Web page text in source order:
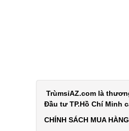
TrùmsỉAZ.com là
Đầu tư TP.Hồ Chí Minh
CHÍNH SÁCH MUA